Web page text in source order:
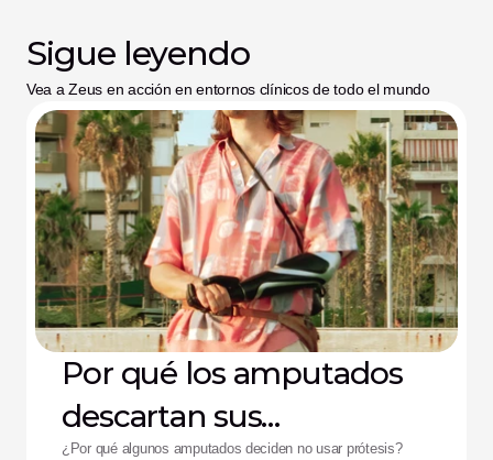
Sigue leyendo
Vea a Zeus en acción en entornos clínicos de todo el mundo
Por qué los amputados
descartan sus
¿Por qué algunos amputados deciden no usar prótesis?